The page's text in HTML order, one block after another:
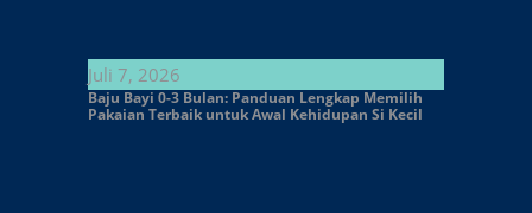
Juli 7, 2026
Baju Bayi 0-3 Bulan: Panduan Lengkap Memilih
Pakaian Terbaik untuk Awal Kehidupan Si Kecil